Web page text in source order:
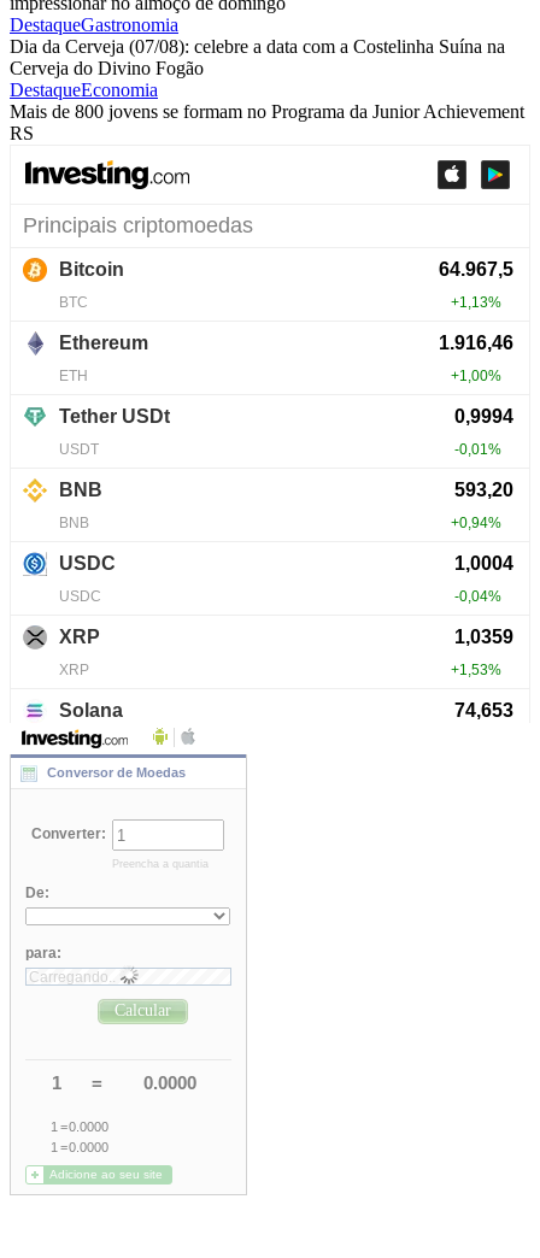
DestaqueGastronomia
Dia da Cerveja (07/08): celebre a data com a Costelinha Suína na
Cerveja do Divino Fogão
DestaqueEconomia
Mais de 800 jovens se formam no Programa da Junior Achievement
RS